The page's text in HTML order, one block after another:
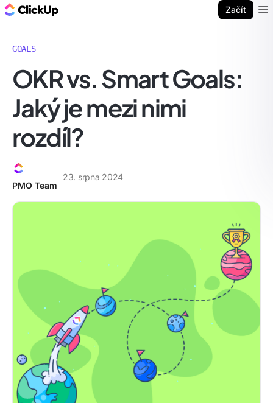
Začít
GOALS
OKR vs. Smart Goals:
Jaký je mezi nimi
rozdíl?
PMO Team
23. srpna 2024